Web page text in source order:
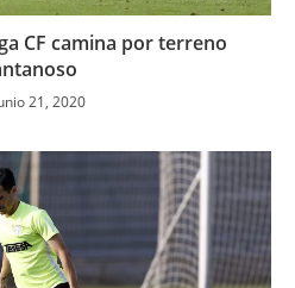
CF camina por terreno
21, 2020